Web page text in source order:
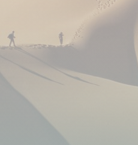
secs, barres de céréales…
d’une boisson chaude
l’ambiance polaire.
Dîner :
des moments de